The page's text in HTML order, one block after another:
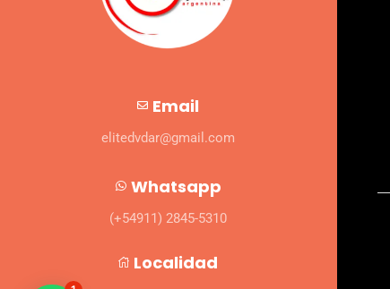
Email
elitedvdar@gmail.com
Whatsapp
(+54911) 2845-5310
Localidad